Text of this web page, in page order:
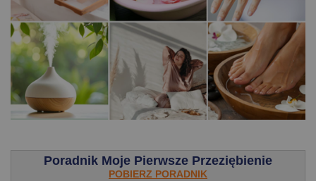
Poradnik Moje Pierwsze Przeziębienie
POBIERZ PORADNIK